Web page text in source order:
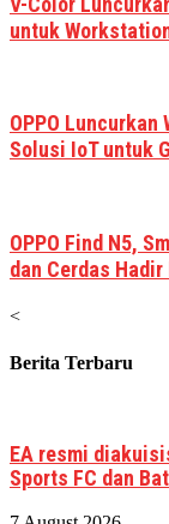
untuk
OPPO Luncurkan
Solusi IoT untuk
OPPO Find N5,
dan Cerdas
<
Berita Terbaru
EA resmi
Sports FC dan